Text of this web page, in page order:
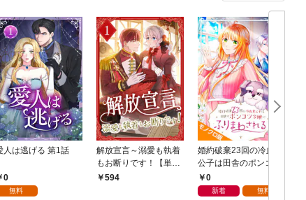
人は逃げる 第1話
0
無料
解放宣言～溺愛も執着
もお断りです！【単行
本版】 1巻
594
婚約破棄23回の冷血貴
公子は田舎のポンコツ
令嬢にふりまわされる
モノクロ版 第1話
0
新着 無料